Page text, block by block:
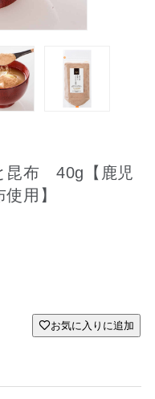
布 40g【鹿児
用】
お気に入りに追加